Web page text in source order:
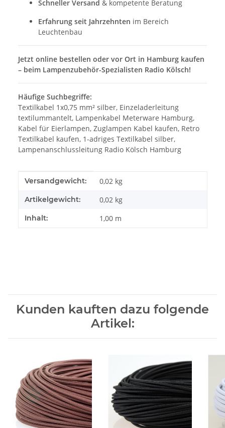
Schneller Versand & kompetente Beratung
Erfahrung seit Jahrzehnten im Bereich
Leuchtenbau
Jetzt online bestellen oder vor Ort in Hamburg kaufen
– beim Lampenzubehör-Spezialisten Radio Kölsch!
Häufige Suchbegriffe:
Textilkabel 1x0,75 mm² silber, Einzeladerleitung
textilummantelt, Lampenkabel Meterware Hamburg,
Kabel für Eierlampen, Zuglampen Kabel kaufen, Retro
Textilkabel kaufen, 1-adriges Textilkabel silber,
Lampenanschlussleitung Radio Kölsch Hamburg
Produkteigenschaft
Wert
Versandgewicht: 0,02 kg
Artikelgewicht: 0,02 kg
Inhalt: 1,00 m
Kunden kauften dazu folgende
Artikel: